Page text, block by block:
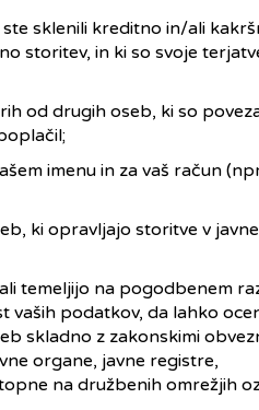
sklenili kreditno in/ali
storitev, in ki so svoje
od drugih oseb, ki so
imenu in za vaš račun
ki opravljajo storitve v
temeljijo na pogodbenem
vaših podatkov, da lahko
skladno z zakonskimi
organe, javne registre,
na družbenih omrežjih